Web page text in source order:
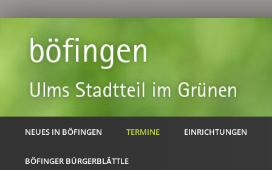
NEUES IN BÖFINGEN TERMINE EINRICHTUNGEN
BÖFINGER BÜRGERBLÄTTLE